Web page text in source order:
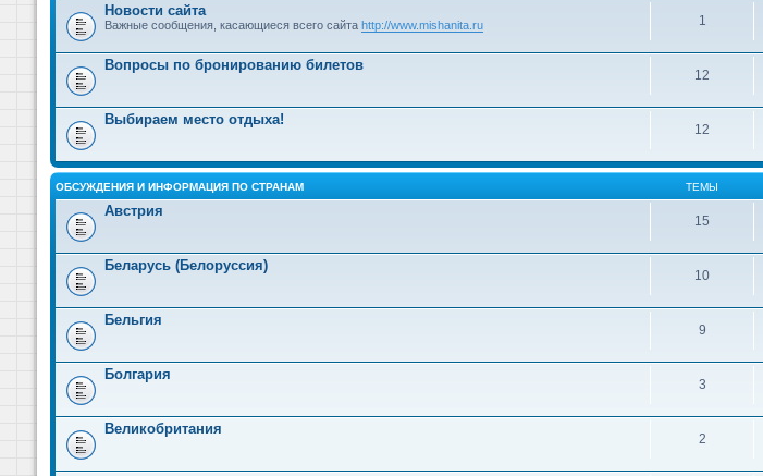
Новости сайта
Важные сообщения, касающиеся всего сайта http://www.mishanita.ru 1
Вопросы по бронированию билетов
12
Выбираем место отдыха!
12
ОБСУЖДЕНИЯ И ИНФОРМАЦИЯ ПО СТРАНАМ ТЕМЫ
Австрия
15
Беларусь (Белоруссия)
10
Бельгия
9
Болгария
3
Великобритания
2